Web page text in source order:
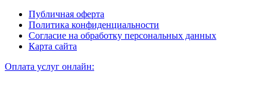
Публичная оферта
Политика конфиденциальности
Согласие на обработку персональных данных
Карта сайта
Оплата услуг онлайн: